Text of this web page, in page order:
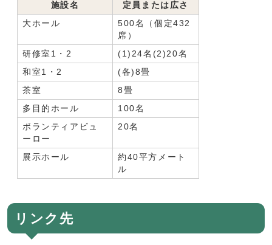
施設名
定員または広さ
大ホール
500名（個定432
席）
研修室1・2
(1)24名(2)20名
和室1・2
(各)8畳
茶室
8畳
多目的ホール
100名
ボランティアビュ
ーロー
20名
展示ホール
約40平方メート
ル
リンク先